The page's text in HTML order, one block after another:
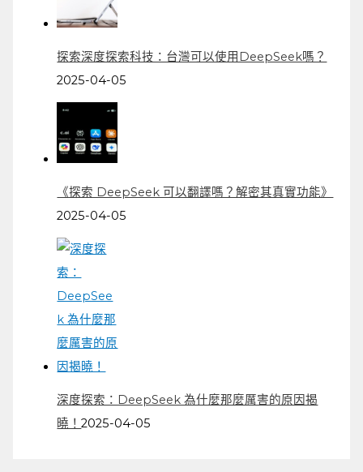
探索深度探索科技：台灣可以使用DeepSeek嗎？
2025-04-05
《探索 DeepSeek 可以翻譯嗎？解密其真實功能》
2025-04-05
深度探索：DeepSeek 為什麼那麼厲害的原因揭
曉！2025-04-05